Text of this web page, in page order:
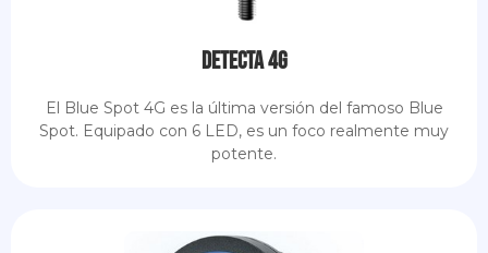
Detecta 4G
El Blue Spot 4G es la última versión del famoso Blue
Spot. Equipado con 6 LED, es un foco realmente muy
potente.